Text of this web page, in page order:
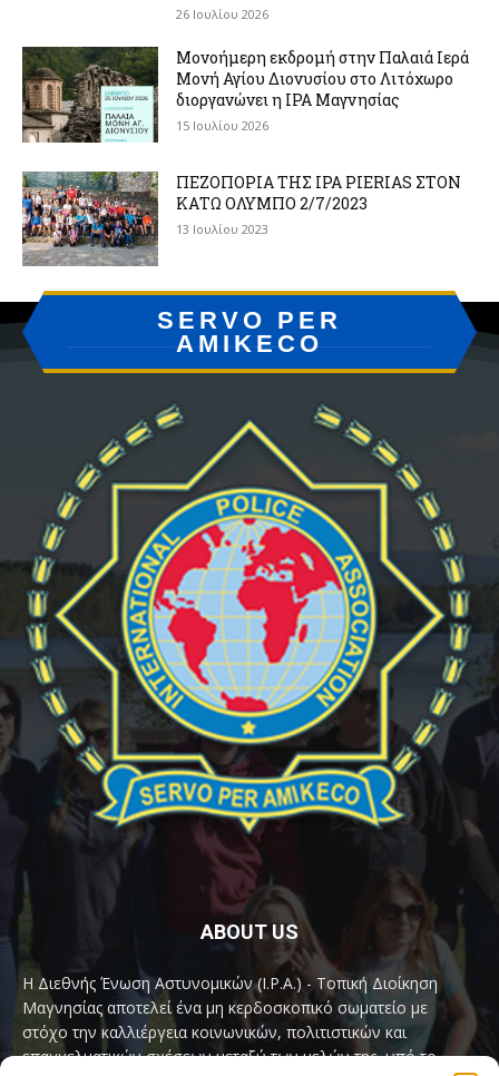
26 Ιουλίου 2026
Μονοήμερη εκδρομή στην Παλαιά Ιερά
Μονή Αγίου Διονυσίου στο Λιτόχωρο
διοργανώνει η IPA Μαγνησίας
15 Ιουλίου 2026
ΠΕΖΟΠΟΡΙΑ ΤΗΣ IPA PIERIAS ΣΤΟΝ
ΚΑΤΩ ΟΛΥΜΠΟ 2/7/2023
13 Ιουλίου 2023
SERVO PER
AMIKECO
ABOUT US
Η Διεθνής Ένωση Αστυνομικών (I.P.A.) - Τοπική Διοίκηση
Μαγνησίας αποτελεί ένα μη κερδοσκοπικό σωματείο με
στόχο την καλλιέργεια κοινωνικών, πολιτιστικών και
επαγγελματικών σχέσεων μεταξύ των μελών της, υπό το